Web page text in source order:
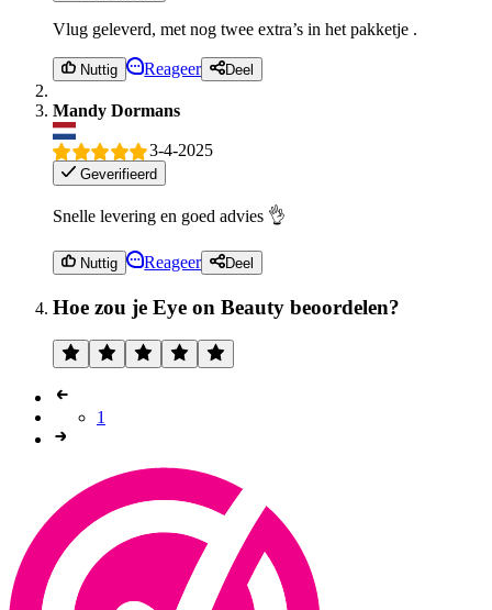
Vlug geleverd, met nog twee extra’s in het pakketje .
Nuttig Reageer Deel
Mandy Dormans
3-4-2025
Geverifieerd
Snelle levering en goed advies 👌
Nuttig Reageer Deel
Hoe zou je Eye on Beauty beoordelen?
1